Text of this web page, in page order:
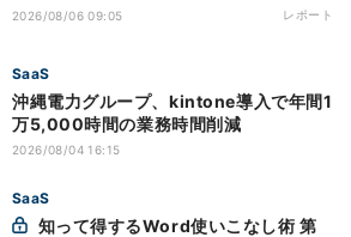
2026/08/06 09:05 レポート
SaaS
沖縄電力グループ、kintone導入で年間1
万5,000時間の業務時間削減
2026/08/04 16:15
SaaS